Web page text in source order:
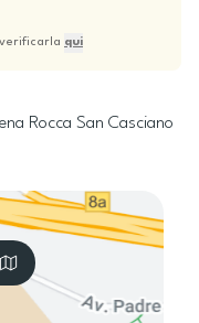
qui
Rocca San Casciano